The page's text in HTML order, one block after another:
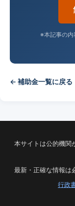
※本記事の内
← 補助金一覧に戻る
本サイトは公的機関
最新・正確な情報は
行政